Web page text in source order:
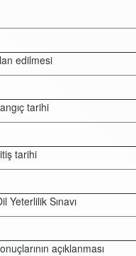
edilmesi
tarihi
tarihi
Yeterlilik Sınavı
açıklanması